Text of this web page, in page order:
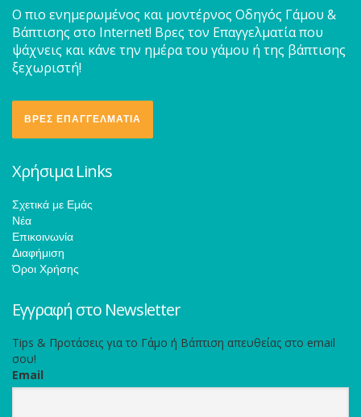
O πιο ενημερωμένος και μοντέρνος Οδηγός Γάμου &
Βάπτισης στο Internet! Βρες τον Επαγγελματία που
ψάχνεις και κάνε την ημέρα του γάμου ή της βάπτισης
ξεχωριστή!
ΒΡΕΣ ΕΠΑΓΓΕΛΜΑΤΙΑ
Χρήσιμα Links
Σχετικά με Εμάς
Νέα
Επικοινωνία
Διαφήμιση
Όροι Χρήσης
Εγγραφή στο Newsletter
Tips & Προτάσεις για το Γάμο ή Βάπτιση απευθείας στο email
σου!
Email